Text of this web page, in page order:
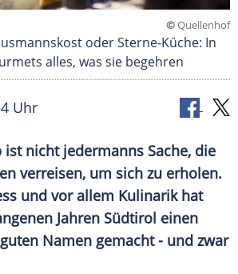
©Quellenhof
oder Sterne-Küche: In
alles, was sie begehren
Uhr
ist nicht jedermanns Sache, die
verreisen, um sich zu erholen.
und vor allem Kulinarik hat
Jahren Südtirol einen
Namen gemacht - und zwar